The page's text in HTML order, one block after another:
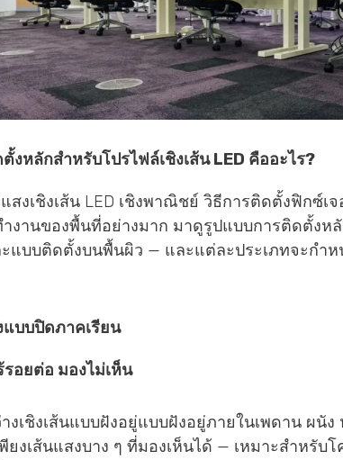
งหลักสำหรับโปรไฟล์เชิงเส้น LED คืออะไร?
สงเชิงเส้น LED เชิงพาณิชย์ วิธีการติดตั้งฟิกซ์
งานของพื้นที่อย่างมาก มาดูรูปแบบการติดตั้งห
แบบติดตั้งบนพื้นผิว — และแต่ละประเภทจะกำ
บบปิดภาคเรียน
รอยต่อ มองไม่เห็น
งเชิงเส้นแบบฝังอยู่แบบฝังอยู่ภายในเพดาน ผนั
พียงเส้นแสงบาง ๆ ที่มองเห็นได้ — เหมาะสำหรับ